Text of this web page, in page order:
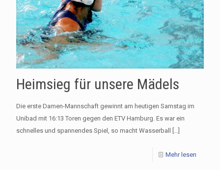
Heimsieg für unsere Mädels
Die erste Damen-Mannschaft gewinnt am heutigen Samstag im
Unibad mit 16:13 Toren gegen den ETV Hamburg. Es war ein
schnelles und spannendes Spiel, so macht Wasserball
Mehr lesen